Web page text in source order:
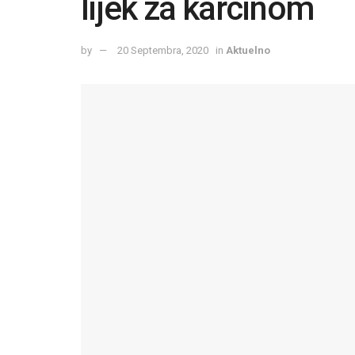
lijek za karcinom
by 20 Septembra, 2020 in Aktuelno